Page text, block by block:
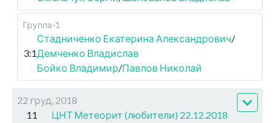
Группа-1
3:1
Стадниченко Екатерина Александрович/
Демченко Владислав
Бойко Владимир/Павлов Николай
22 груд, 2018
11
ЦНТ Метеорит (любители) 22.12.2018